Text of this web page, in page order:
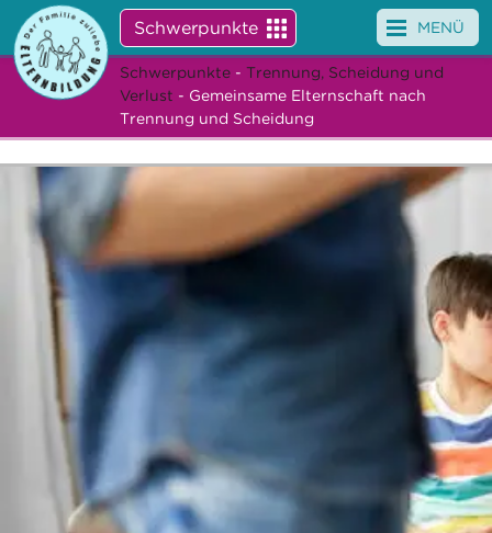
Schwerpunkte
Angebote
Veranstaltungen
News
Service
Über uns
Suche
MENÜ
Schwerpunkte - Trennung, Scheidung und
Verlust - Gemeinsame Elternschaft nach
Trennung und Scheidung